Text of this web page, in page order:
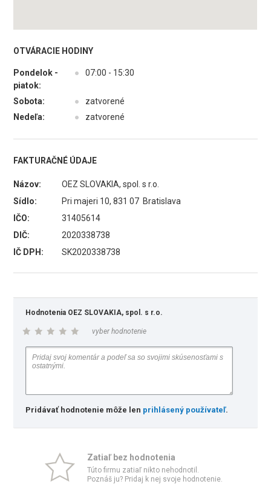
OTVÁRACIE HODINY
Pondelok -
piatok:
● 07:00 - 15:30
Sobota: ●
zatvorené
Nedeľa:
● zatvorené
FAKTURAČNÉ ÚDAJE
Názov:
OEZ SLOVAKIA, spol. s r.o.
Sídlo:
Pri majeri 10, 831 07 Bratislava
IČO:
31405614
DIČ:
2020338738
IČ DPH:
SK2020338738
Hodnotenia OEZ SLOVAKIA, spol. s r.o.
vyber hodnotenie
Pridávať hodnotenie môže len prihlásený používateľ.
Zatiaľ bez hodnotenia
Túto firmu zatiaľ nikto nehodnotil.
Poznáš ju? Pridaj k nej svoje hodnotenie.